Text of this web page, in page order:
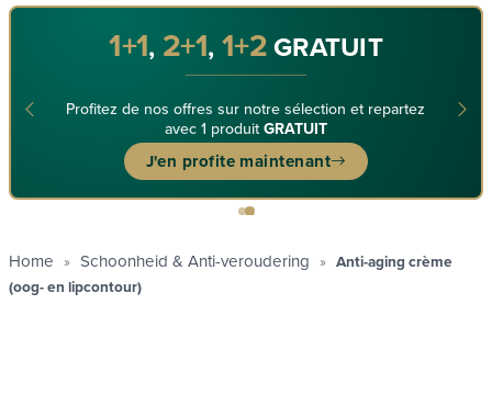
1+1, 2+1, 1+2GRATUIT
Profitez de nos offres sur notre sélection et repartez
avec 1 produit GRATUIT
J'en profite maintenant
Home Schoonheid & Anti-veroudering
Anti-aging crème
(oog- en lipcontour)